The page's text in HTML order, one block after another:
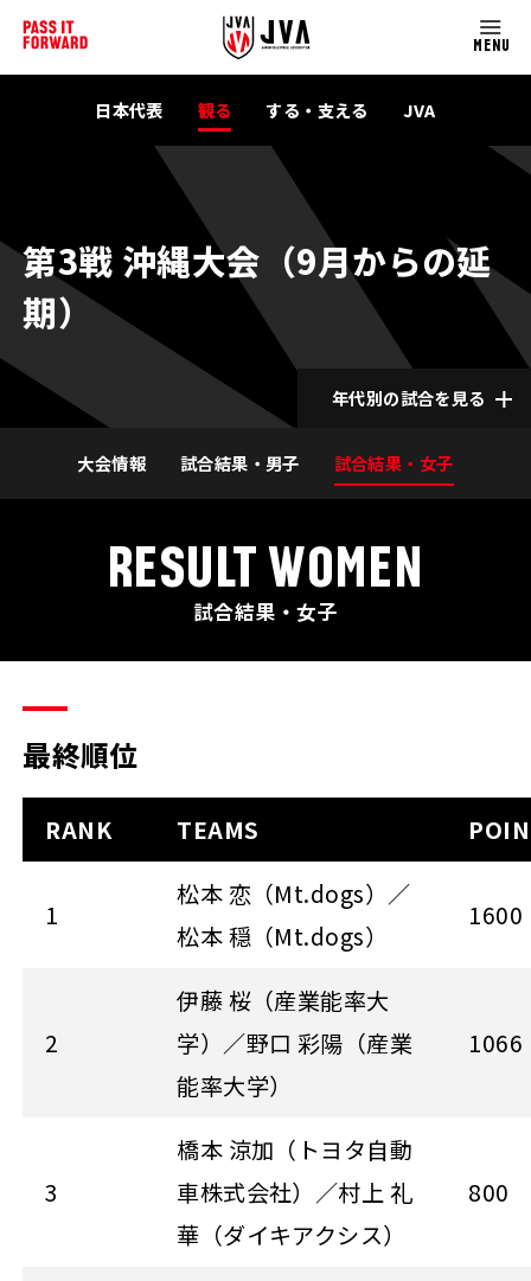
MENU
日本代表 観る する・支える JVA
第3戦 沖縄大会（9月からの延
期）
年代別の試合を見る
大会情報 試合結果・男子 試合結果・女子
RESULT WOMEN
試合結果・女子
最終順位
RANK TEAMS
1
松本 恋（Mt.dogs）／
松本 穏（Mt.dogs）
1600
2
伊藤 桜（産業能率大
学）／野口 彩陽（産業
能率大学）
1066
3
橋本 涼加（トヨタ自動
車株式会社）／村上 礼
華（ダイキアクシス）
800